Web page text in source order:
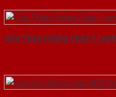
Cửa Thép Chống Cháy 1